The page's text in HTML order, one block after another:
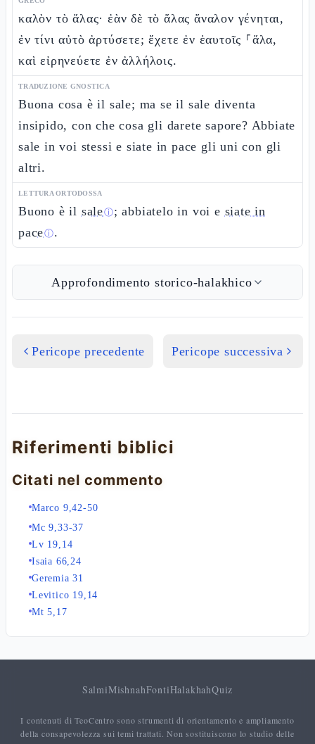
καλὸν τὸ ἅλας· ἐὰν δὲ τὸ ἅλας ἄναλον γένηται,
ἐν τίνι αὐτὸ ἀρτύσετε; ἔχετε ἐν ἑαυτοῖς ⸀ἅλα,
καὶ εἰρηνεύετε ἐν ἀλλήλοις.
TRADUZIONE GNOSTICA
Buona cosa è il sale; ma se il sale diventa
insipido, con che cosa gli darete sapore? Abbiate
sale in voi stessi e siate in pace gli uni con gli
altri.
LETTURA ORTODOSSA
Buono è il saleⓘ; abbiatelo in voi e siate in
paceⓘ.
Approfondimento storico-halakhico
Pericope precedente Pericope successiva
Riferimenti biblici
Citati nel commento
Marco 9,42-50
Mc 9,33-37
Lv 19,14
Isaia 66,24
Geremia 31
Levitico 19,14
Mt 5,17
SalmiMishnahFontiHalakhahQuiz
I contenuti di TeoCentro sono strumenti di orientamento e ampliamento
della consapevolezza sui temi trattati. Non sostituiscono lo studio delle